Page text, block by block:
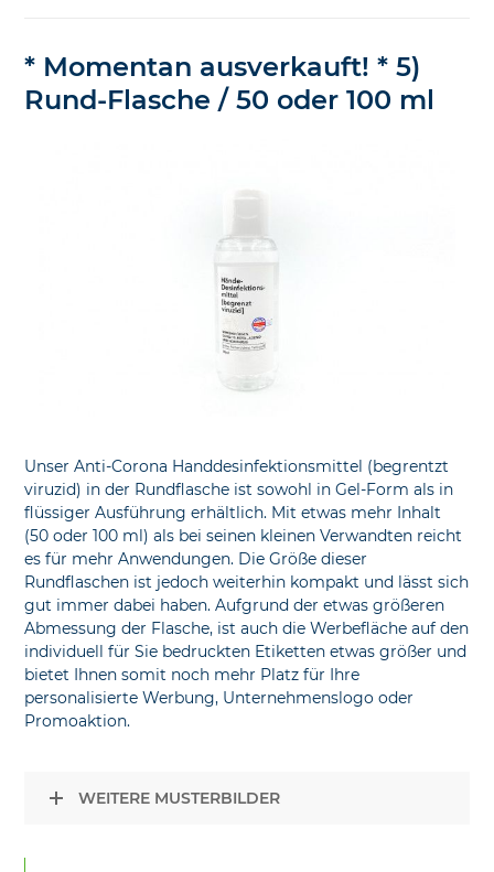
* Momentan ausverkauft! * 5)
Rund-Flasche / 50 oder 100 ml
Unser Anti-Corona Handdesinfektionsmittel (begrentzt
viruzid) in der Rundflasche ist sowohl in Gel-Form als in
flüssiger Ausführung erhältlich. Mit etwas mehr Inhalt
(50 oder 100 ml) als bei seinen kleinen Verwandten reicht
es für mehr Anwendungen. Die Größe dieser
Rundflaschen ist jedoch weiterhin kompakt und lässt sich
gut immer dabei haben. Aufgrund der etwas größeren
Abmessung der Flasche, ist auch die Werbefläche auf den
individuell für Sie bedruckten Etiketten etwas größer und
bietet Ihnen somit noch mehr Platz für Ihre
personalisierte Werbung, Unternehmenslogo oder
Promoaktion.
WEITERE MUSTERBILDER